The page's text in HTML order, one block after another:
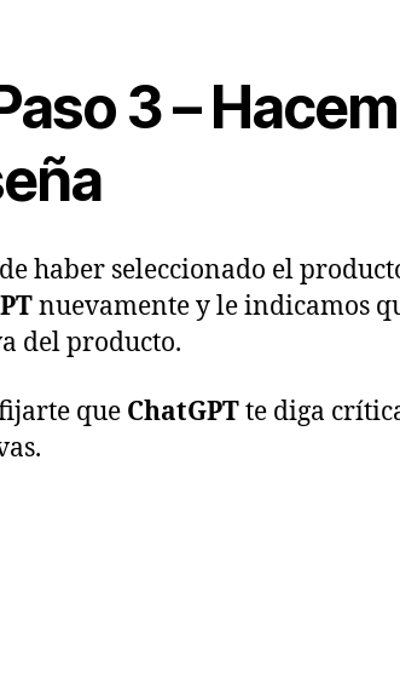
3 –
haber seleccionado el
nuevamente y le indicamos
del producto.
que ChatGPTte diga